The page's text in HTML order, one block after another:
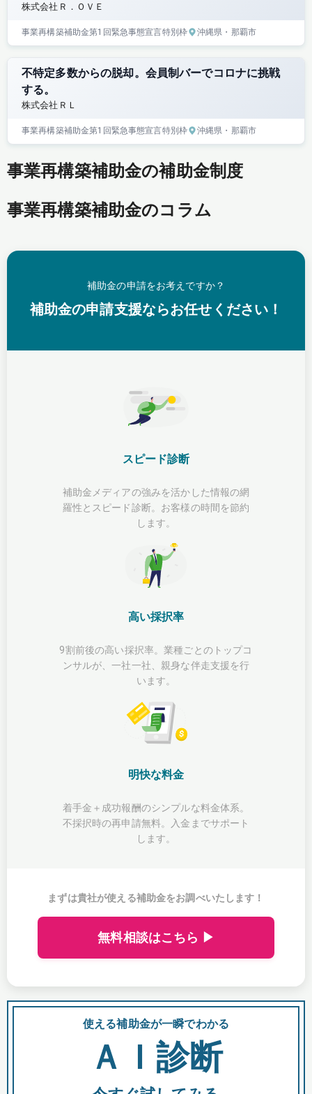
株式会社Ｒ．ＯＶＥ
事業再構築補助金第1回緊急事態宣言特別枠 沖縄県 ・那覇市
不特定多数からの脱却。会員制バーでコロナに挑戦
する。
株式会社ＲＬ
事業再構築補助金第1回緊急事態宣言特別枠 沖縄県 ・那覇市
事業再構築補助金の補助金制度
事業再構築補助金のコラム
補助金の申請をお考えですか？
補助金の申請支援ならお任せください！
スピード診断
補助金メディアの強みを活かした情報の網
羅性とスピード診断。お客様の時間を節約
します。
高い採択率
9割前後の高い採択率。業種ごとのトップコ
ンサルが、一社一社、親身な伴走支援を行
います。
明快な料金
着手金＋成功報酬のシンプルな料金体系。
不採択時の再申請無料。入金までサポート
します。
まずは貴社が使える補助金をお調べいたします！
無料相談はこちら ▶
使える補助金が一瞬でわかる
ＡＩ診断